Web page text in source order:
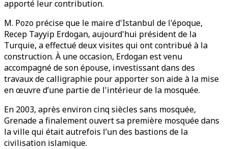
apporté leur contribution.
M. Pozo précise que le maire d'Istanbul de l'époque,
Recep Tayyip Erdogan, aujourd'hui président de la
Turquie, a effectué deux visites qui ont contribué à la
construction. À une occasion, Erdogan est venu
accompagné de son épouse, investissant dans des
travaux de calligraphie pour apporter son aide à la mise
en œuvre d’une partie de l'intérieur de la mosquée.
En 2003, après environ cinq siècles sans mosquée,
Grenade a finalement ouvert sa première mosquée dans
la ville qui était autrefois l’un des bastions de la
civilisation islamique.